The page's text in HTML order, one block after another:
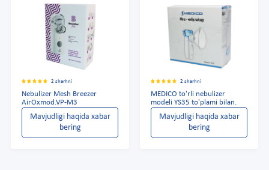
2 sharhni
Nebulizer Mesh Breezer
AirOxmod.VP-M3
Mavjudligi haqida xabar
bering
2 sharhni
MEDICO to'rli nebulizer
modeli YS35 to'plami bilan.
Mavjudligi haqida xabar
bering